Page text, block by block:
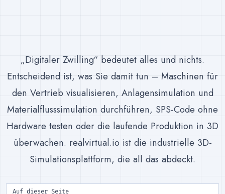
„Digitaler Zwilling“ bedeutet alles und nichts.
Entscheidend ist, was Sie damit tun – Maschinen für
den Vertrieb visualisieren, Anlagensimulation und
Materialflusssimulation durchführen, SPS-Code ohne
Hardware testen oder die laufende Produktion in 3D
überwachen. realvirtual.io ist die industrielle 3D-
Simulationsplattform, die all das abdeckt.
Auf dieser Seite